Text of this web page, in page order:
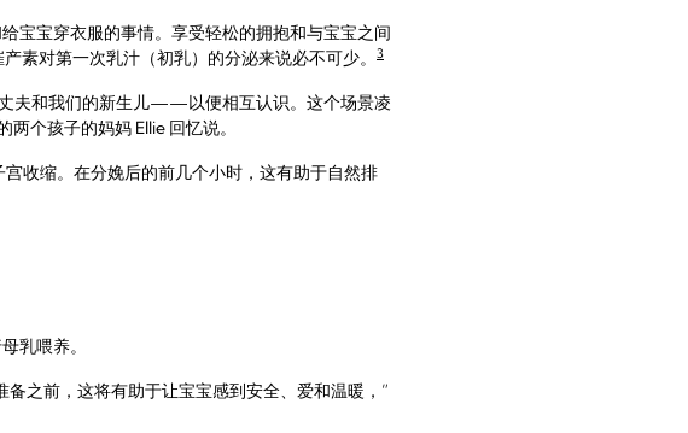
宝宝穿衣服的事情。享受轻松的拥抱和与宝宝之间
对第一次乳汁（初乳）的分泌来说必不可少。
3
夫和我们的新生儿——以便相互认识。这个场景凌
个孩子的妈妈 Ellie 回忆说。
收缩。在分娩后的前几个小时，这有助于自然排
乳喂养。
之前，这将有助于让宝宝感到安全、爱和温暖，”